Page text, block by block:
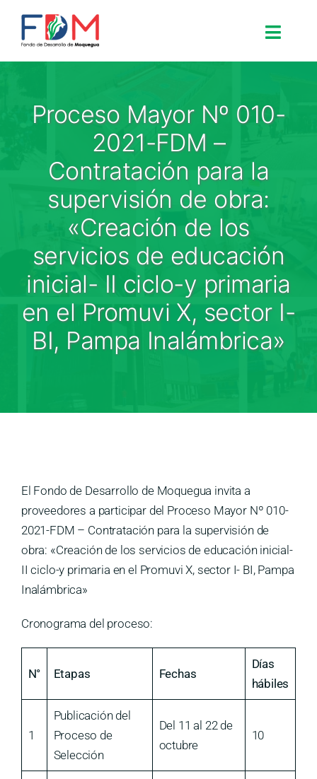
Search for:
Inicio
Nosotros
Proyectos
Procesos
Medios
Proceso Mayor Nº 010-
2021-FDM –
Contratación para la
supervisión de obra:
«Creación de los
servicios de educación
inicial- II ciclo-y primaria
en el Promuvi X, sector I-
BI, Pampa Inalámbrica»
El Fondo de Desarrollo de Moquegua invita a
proveedores a participar del Proceso Mayor Nº 010-
2021-FDM – Contratación para la supervisión de
obra: «Creación de los servicios de educación inicial-
II ciclo-y primaria en el Promuvi X, sector I- BI, Pampa
Inalámbrica»
Cronograma del proceso:
N° Etapas Fechas
Días
hábiles
1
Publicación del
Proceso de
Selección
Del 11 al 22 de
octubre
10